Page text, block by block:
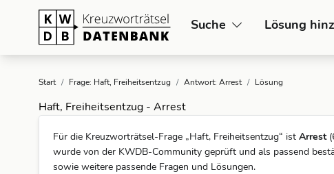
Suche Lösung
Start / Frage: Haft, Freiheitsentzug / Antwort: Arrest / Lösung
Haft, Freiheitsentzug - Arrest
Für die Kreuzworträtsel-Frage „Haft, Freiheitsentzug“ ist Arrest
wurde von der KWDB-Community geprüft und als passend
sowie weitere passende Fragen und Lösungen.